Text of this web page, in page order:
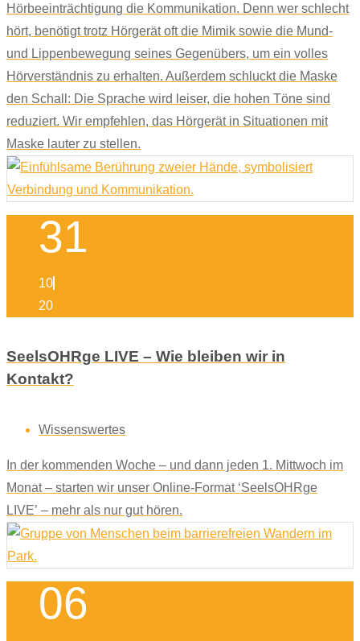
Hörbeeinträchtigung die Kommunikation. Denn wer schlecht
hört, benötigt trotz Hörgerät oft die Mimik sowie die Mund-
und Lippenbewegung seines Gegenübers, um ein volles
Hörverständnis zu erhalten. Außerdem schluckt die Maske
den Schall: Die Sprache wird leiser, die hohen Töne sind
reduziert. Wir empfehlen, das Hörgerät in Situationen mit
Maske lauter zu stellen.
31
10
20
SeelsOHRge LIVE – Wie bleiben wir in
Kontakt?
Wissenswertes
In der kommenden Woche – und dann jeden 1. Mittwoch im
Monat – starten wir unser Online-Format ‘SeelsOHRge
LIVE’ – mehr als nur gut hören.
06